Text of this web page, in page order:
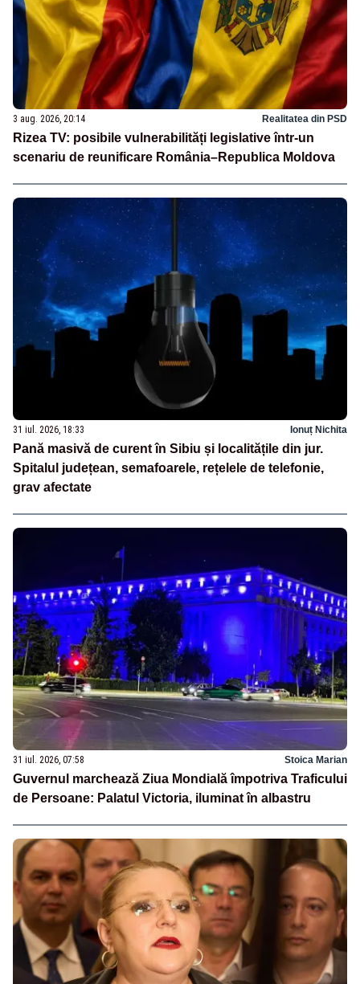
3 aug. 2026, 20:14 Realitatea din PSD
Rizea TV: posibile vulnerabilități legislative într-un
scenariu de reunificare România–Republica Moldova
31 iul. 2026, 18:33 Ionuț Nichita
Pană masivă de curent în Sibiu și localitățile din jur.
Spitalul județean, semafoarele, rețelele de telefonie,
grav afectate
31 iul. 2026, 07:58 Stoica Marian
Guvernul marchează Ziua Mondială împotriva Traficului
de Persoane: Palatul Victoria, iluminat în albastru